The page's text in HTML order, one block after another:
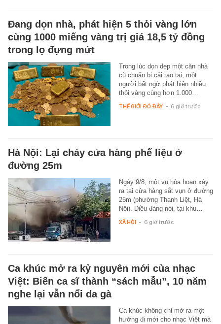
Đang dọn nhà, phát hiện 5 thỏi vàng lớn
cùng 1000 miếng vàng trị giá 18,5 tỷ đồng
trong lọ đựng mứt
Trong lúc dọn dẹp một căn nhà
cũ chuẩn bị cải tạo tại, một
người bất ngờ phát hiện nhiều
thỏi vàng cùng hơn 1.000…
THẾ GIỚI ĐÓ ĐÂY - 6 giờ trước
Hà Nội: Lại cháy cửa hàng phế liệu ở
đường 25m
Ngày 9/8, một vụ hỏa hoạn xảy
ra tại cửa hàng sắt vụn ở đường
25m (phường Thanh Liệt, Hà
Nội). Điều đáng nói, tại khu…
XÃ HỘI - 6 giờ trước
Ca khúc mở ra kỷ nguyên mới của nhạc
Việt: Biến ca sĩ thành “sách mẫu”, 10 năm
nghe lại vẫn nổi da gà
Ca khúc không chỉ mở ra một
hướng đi mới cho nhạc Việt mà